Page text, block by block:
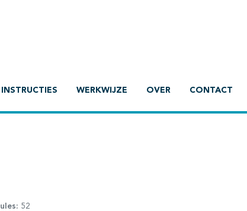
INSTRUCTIES WERKWIJZE OVER CONTACT
52